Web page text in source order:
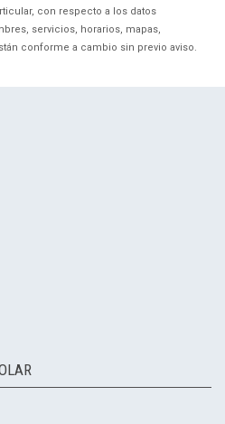
con respecto a los datos
servicios, horarios, mapas,
conforme a cambio sin previo aviso.